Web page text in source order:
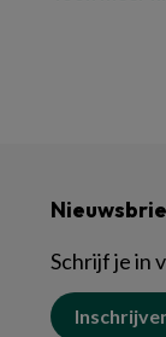
Schrijf je in